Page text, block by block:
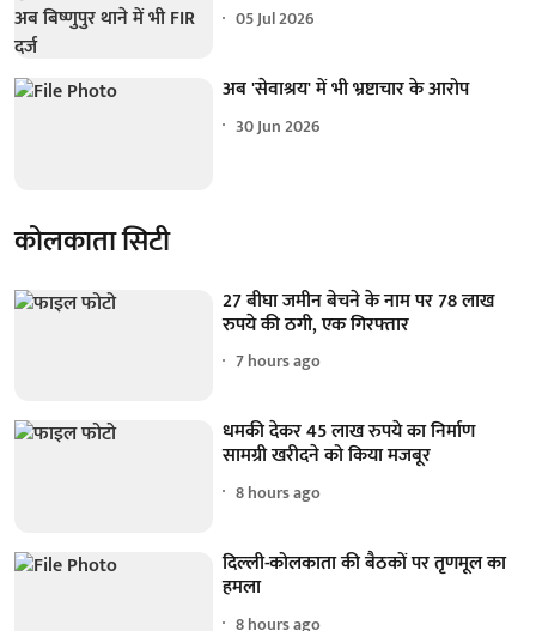
05 Jul 2026
अब 'सेवाश्रय' में भी भ्रष्टाचार के आरोप
30 Jun 2026
कोलकाता सिटी
27 बीघा जमीन बेचने के नाम पर 78 लाख
रुपये की ठगी, एक गिरफ्तार
7 hours ago
धमकी देकर 45 लाख रुपये का निर्माण
सामग्री खरीदने को किया मजबूर
8 hours ago
दिल्ली-कोलकाता की बैठकों पर तृणमूल का
हमला
8 hours ago